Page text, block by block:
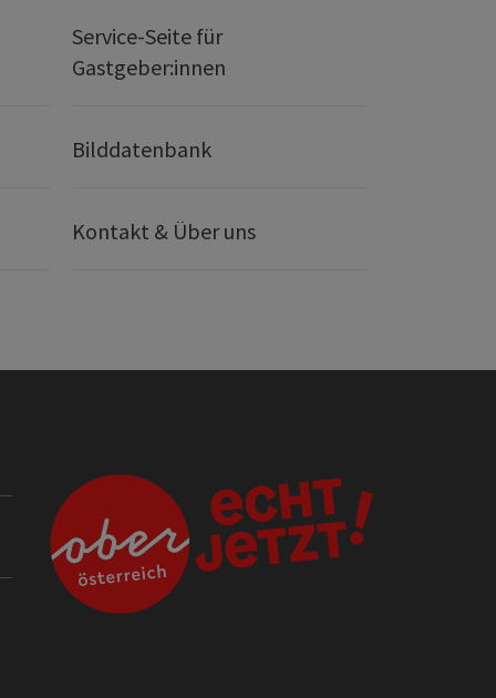
Service-Seite für
Gastgeber:innen
Bilddatenbank
Kontakt & Über uns